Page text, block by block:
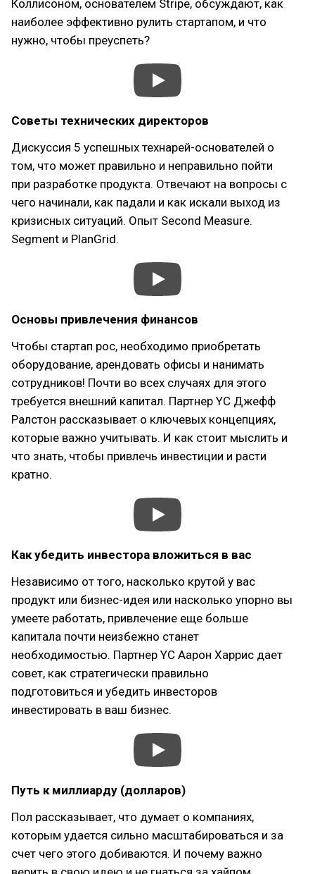
Коллисоном, основателем Stripe, обсуждают, как
наиболее эффективно рулить стартапом, и что
нужно, чтобы преуспеть?
Советы технических директоров
Дискуссия 5 успешных технарей-основателей о
том, что может правильно и неправильно пойти
при разработке продукта. Отвечают на вопросы с
чего начинали, как падали и как искали выход из
кризисных ситуаций. Опыт Second Measure.
Segment и PlanGrid.
Основы привлечения финансов
Чтобы стартап рос, необходимо приобретать
оборудование, арендовать офисы и нанимать
сотрудников! Почти во всех случаях для этого
требуется внешний капитал. Партнер YC Джефф
Ралстон рассказывает о ключевых концепциях,
которые важно учитывать. И как стоит мыслить и
что знать, чтобы привлечь инвестиции и расти
кратно.
Как убедить инвестора вложиться в вас
Независимо от того, насколько крутой у вас
продукт или бизнес-идея или насколько упорно вы
умеете работать, привлечение еще больше
капитала почти неизбежно станет
необходимостью. Партнер YC Аарон Харрис дает
совет, как стратегически правильно
подготовиться и убедить инвесторов
инвестировать в ваш бизнес.
Путь к миллиарду (долларов)
Пол рассказывает, что думает о компаниях,
которым удается сильно масштабироваться и за
счет чего этого добиваются. И почему важно